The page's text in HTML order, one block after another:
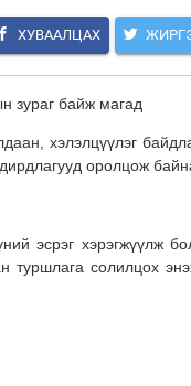
ХУВААЛЦАХ
хэлэлцүүлэг
оролцож
эсрэг хэрэгжүүлж
туршлага солилцох